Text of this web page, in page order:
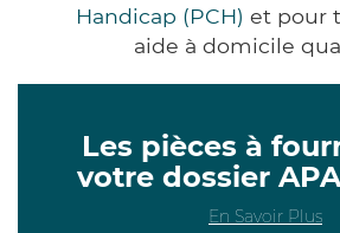
Handicap (PCH) et pour
aide à domicile
Les pièces à
votre dossier
En Savoir Plus